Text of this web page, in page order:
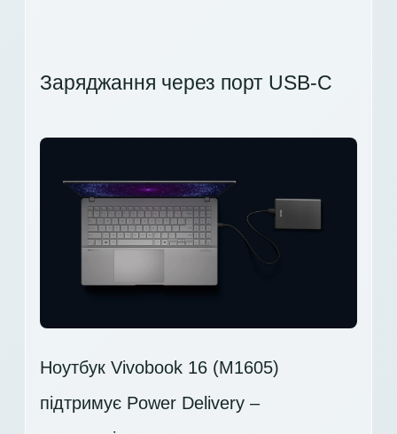
Заряджання через порт USB-C
Ноутбук Vivobook 16 (M1605)
підтримує Power Delivery –